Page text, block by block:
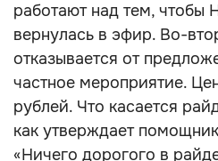
работают над тем, чтобы
вернулась в эфир. Во-
отказывается от
частное мероприятие.
рублей. Что касается
как утверждает
«Ничего дорогого в